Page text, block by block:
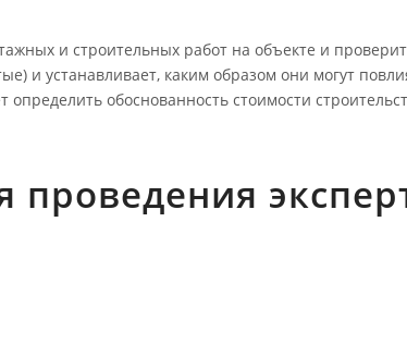
и строительных работ на объекте и
и устанавливает, каким образом они могут
обоснованность стоимости